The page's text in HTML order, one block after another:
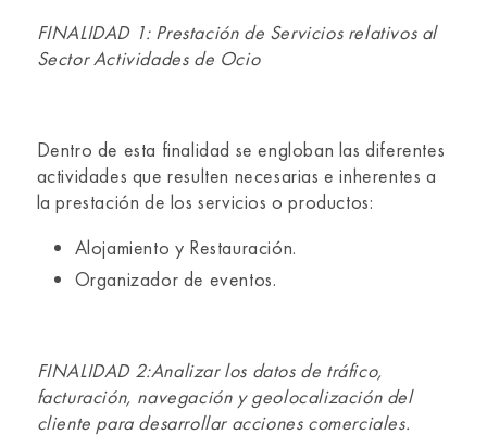
FINALIDAD 1: Prestación de Servicios relativos al
Sector Actividades de Ocio
Dentro de esta finalidad se engloban las diferentes
actividades que resulten necesarias e inherentes a
la prestación de los servicios o productos:
Alojamiento y Restauración.
Organizador de eventos.
FINALIDAD 2:Analizar los datos de tráfico,
facturación, navegación y geolocalización del
cliente para desarrollar acciones comerciales.